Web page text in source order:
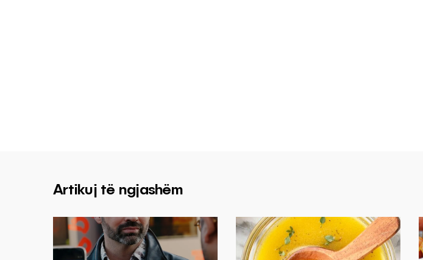
Artikuj të ngjashëm